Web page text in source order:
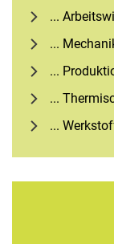
...
...
...
...
...